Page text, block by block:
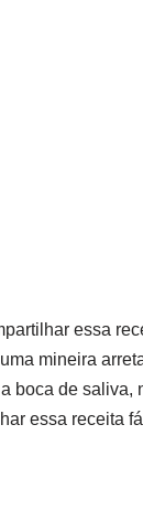
essa
mineira
boca de
essa receita